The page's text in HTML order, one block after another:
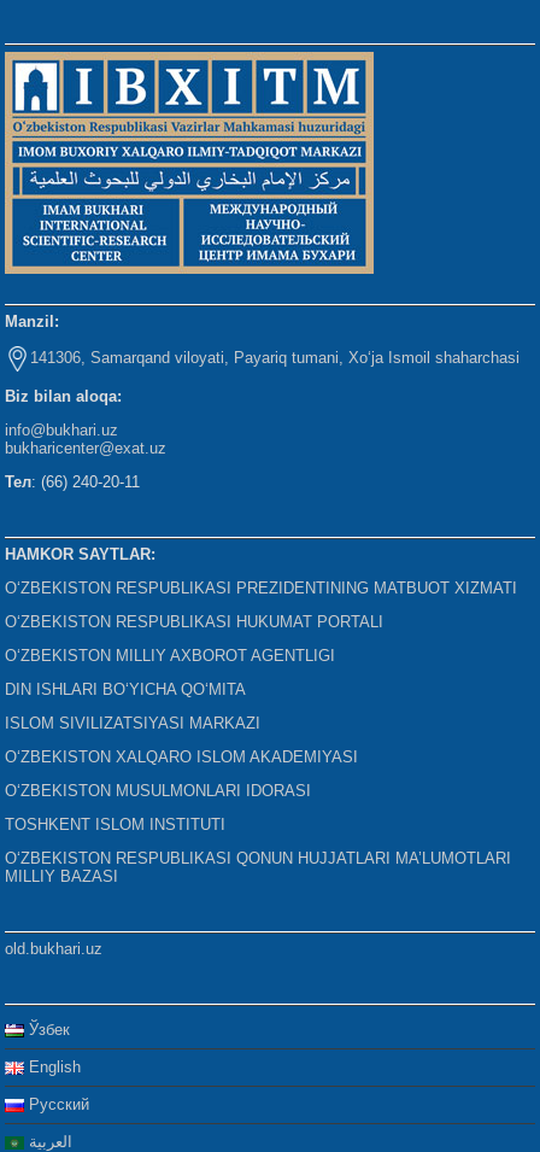
Manzil:
141306, Samarqand viloyati, Payariq tumani, Xo‘ja Ismoil shaharchasi
Biz bilan aloqa:
info@bukhari.uz
bukharicenter@exat.uz
Тел: (66) 240-20-11
HAMKOR SAYTLAR:
O‘ZBEKISTON RESPUBLIKASI PREZIDENTINING MATBUOT XIZMATI
O‘ZBEKISTON RESPUBLIKASI HUKUMAT PORTALI
O‘ZBEKISTON MILLIY AXBOROT AGENTLIGI
DIN ISHLARI BO‘YICHA QO‘MITA
ISLOM SIVILIZATSIYASI MARKAZI
O‘ZBEKISTON XALQARO ISLOM AKADEMIYASI
O‘ZBEKISTON MUSULMONLARI IDORASI
TOSHKENT ISLOM INSTITUTI
O‘ZBEKISTON RESPUBLIKASI QONUN HUJJATLARI MA’LUMOTLARI
MILLIY BAZASI
old.bukhari.uz
Ўзбек
English
Русский
العربية